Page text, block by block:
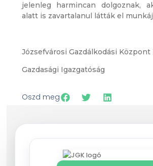
jelenleg harmincan dolgoznak,
alatt is zavartalanul látták el
Józsefvárosi Gazdálkodási Központ
Gazdasági Igazgatóság
Oszd meg